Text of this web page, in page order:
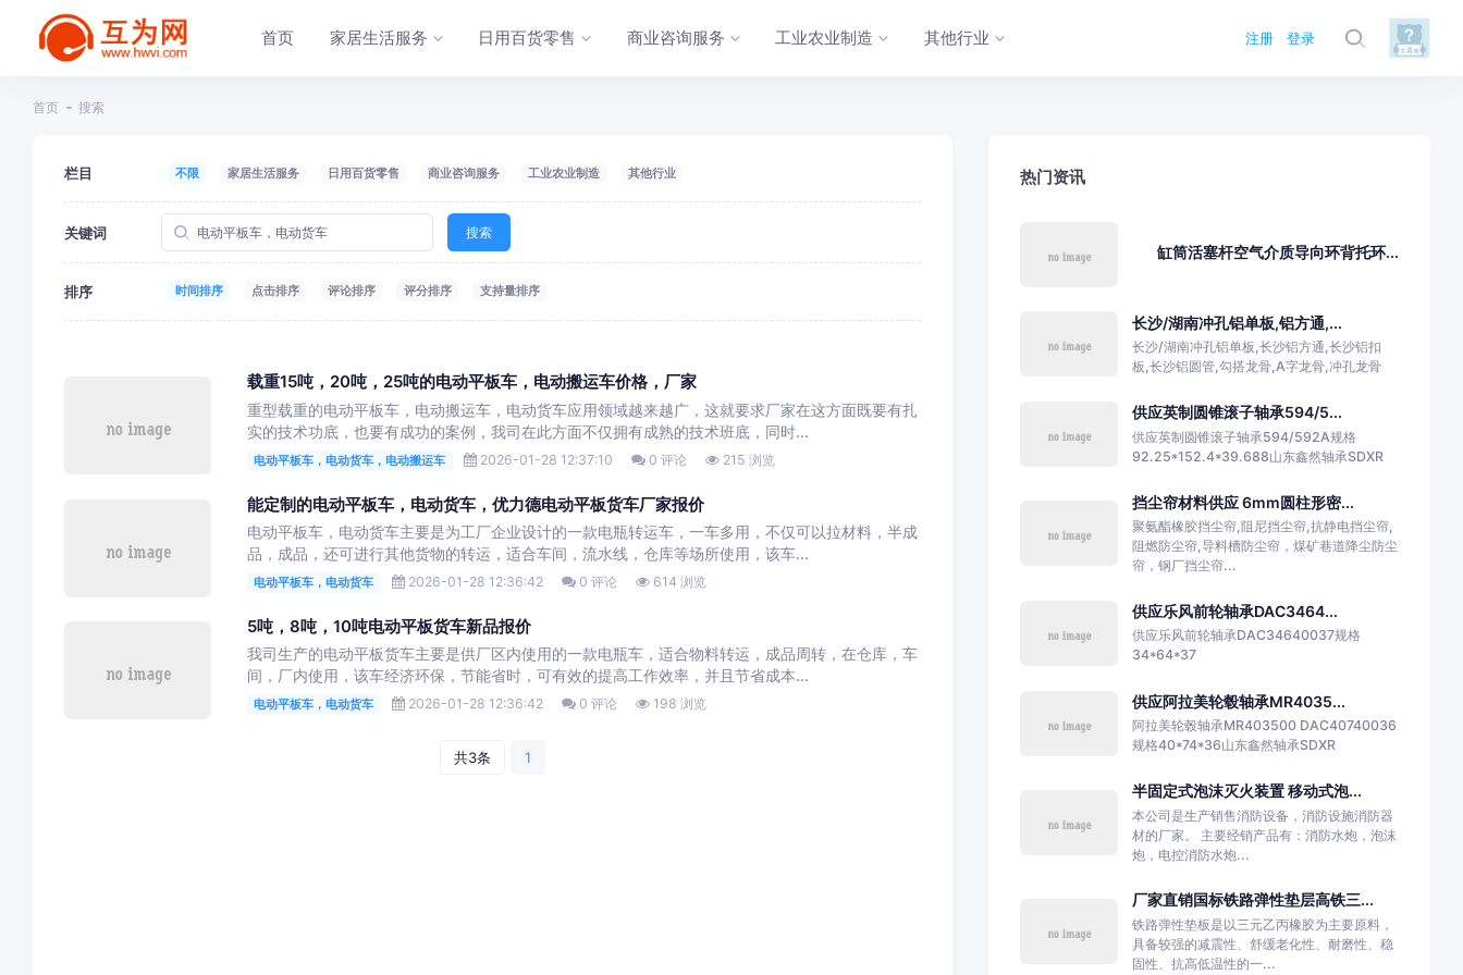
首页 家居生活服务 日用百货零售 商业咨询服务 工业农业制造 其他行业 注册 登录
首页 搜索
栏目 不限 家居生活服务 日用百货零售 商业咨询服务 工业农业制造 其他行业
关键词 搜索
排序 时间排序 点击排序 评论排序 评分排序 支持量排序
载重15吨，20吨，25吨的电动平板车，电动搬运车价格，厂家
重型载重的电动平板车，电动搬运车，电动货车应用领域越来越广，这就要求厂家在这方面既要有扎
实的技术功底，也要有成功的案例，我司在此方面不仅拥有成熟的技术班底，同时...
电动平板车，电动货车，电动搬运车 2026-01-28 12:37:10 0 评论 215 浏览
能定制的电动平板车，电动货车，优力德电动平板货车厂家报价
电动平板车，电动货车主要是为工厂企业设计的一款电瓶转运车，一车多用，不仅可以拉材料，半成
品，成品，还可进行其他货物的转运，适合车间，流水线，仓库等场所使用，该车...
电动平板车，电动货车 2026-01-28 12:36:42 0 评论 614 浏览
5吨，8吨，10吨电动平板货车新品报价
我司生产的电动平板货车主要是供厂区内使用的一款电瓶车，适合物料转运，成品周转，在仓库，车
间，厂内使用，该车经济环保，节能省时，可有效的提高工作效率，并且节省成本...
电动平板车，电动货车 2026-01-28 12:36:42 0 评论 198 浏览
共3条 1
热门资讯
缸筒活塞杆空气介质导向环背托环...
长沙/湖南冲孔铝单板,铝方通,...
长沙/湖南冲孔铝单板,长沙铝方通,长沙铝扣
板,长沙铝圆管,勾搭龙骨,A字龙骨,冲孔龙骨
供应英制圆锥滚子轴承594/5...
供应英制圆锥滚子轴承594/592A规格
92.25*152.4*39.688山东鑫然轴承SDXR
挡尘帘材料供应 6mm圆柱形密...
聚氨酯橡胶挡尘帘,阻尼挡尘帘,抗静电挡尘帘,
阻燃防尘帘,导料槽防尘帘，煤矿巷道降尘防尘
帘，钢厂挡尘帘...
供应乐风前轮轴承DAC3464...
供应乐风前轮轴承DAC34640037规格
34*64*37
供应阿拉美轮毂轴承MR4035...
阿拉美轮毂轴承MR403500 DAC40740036
规格40*74*36山东鑫然轴承SDXR
半固定式泡沫灭火装置 移动式泡...
本公司是生产销售消防设备，消防设施消防器
材的厂家。 主要经销产品有：消防水炮，泡沫
炮，电控消防水炮...
厂家直销国标铁路弹性垫层高铁三...
铁路弹性垫板是以三元乙丙橡胶为主要原料，
具备较强的减震性、舒缓老化性、耐磨性、稳
固性、抗高低温性的一...